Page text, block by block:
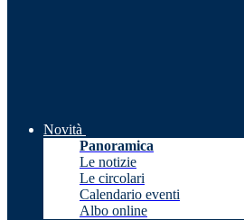
Novità
Panoramica
Le notizie
Le circolari
Calendario eventi
Albo online